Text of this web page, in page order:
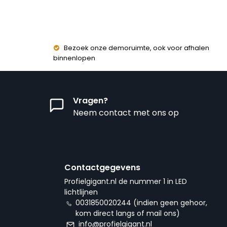
Bezoek onze demoruimte, ook voor afhalen
binnenlopen
Vragen?
Neem contact met ons op
Contactgegevens
Profielgigant.nl de nummer 1 in LED
lichtlijnen
0031850020244 (indien geen gehoor,
kom direct langs of mail ons)
info@profielgigant.nl